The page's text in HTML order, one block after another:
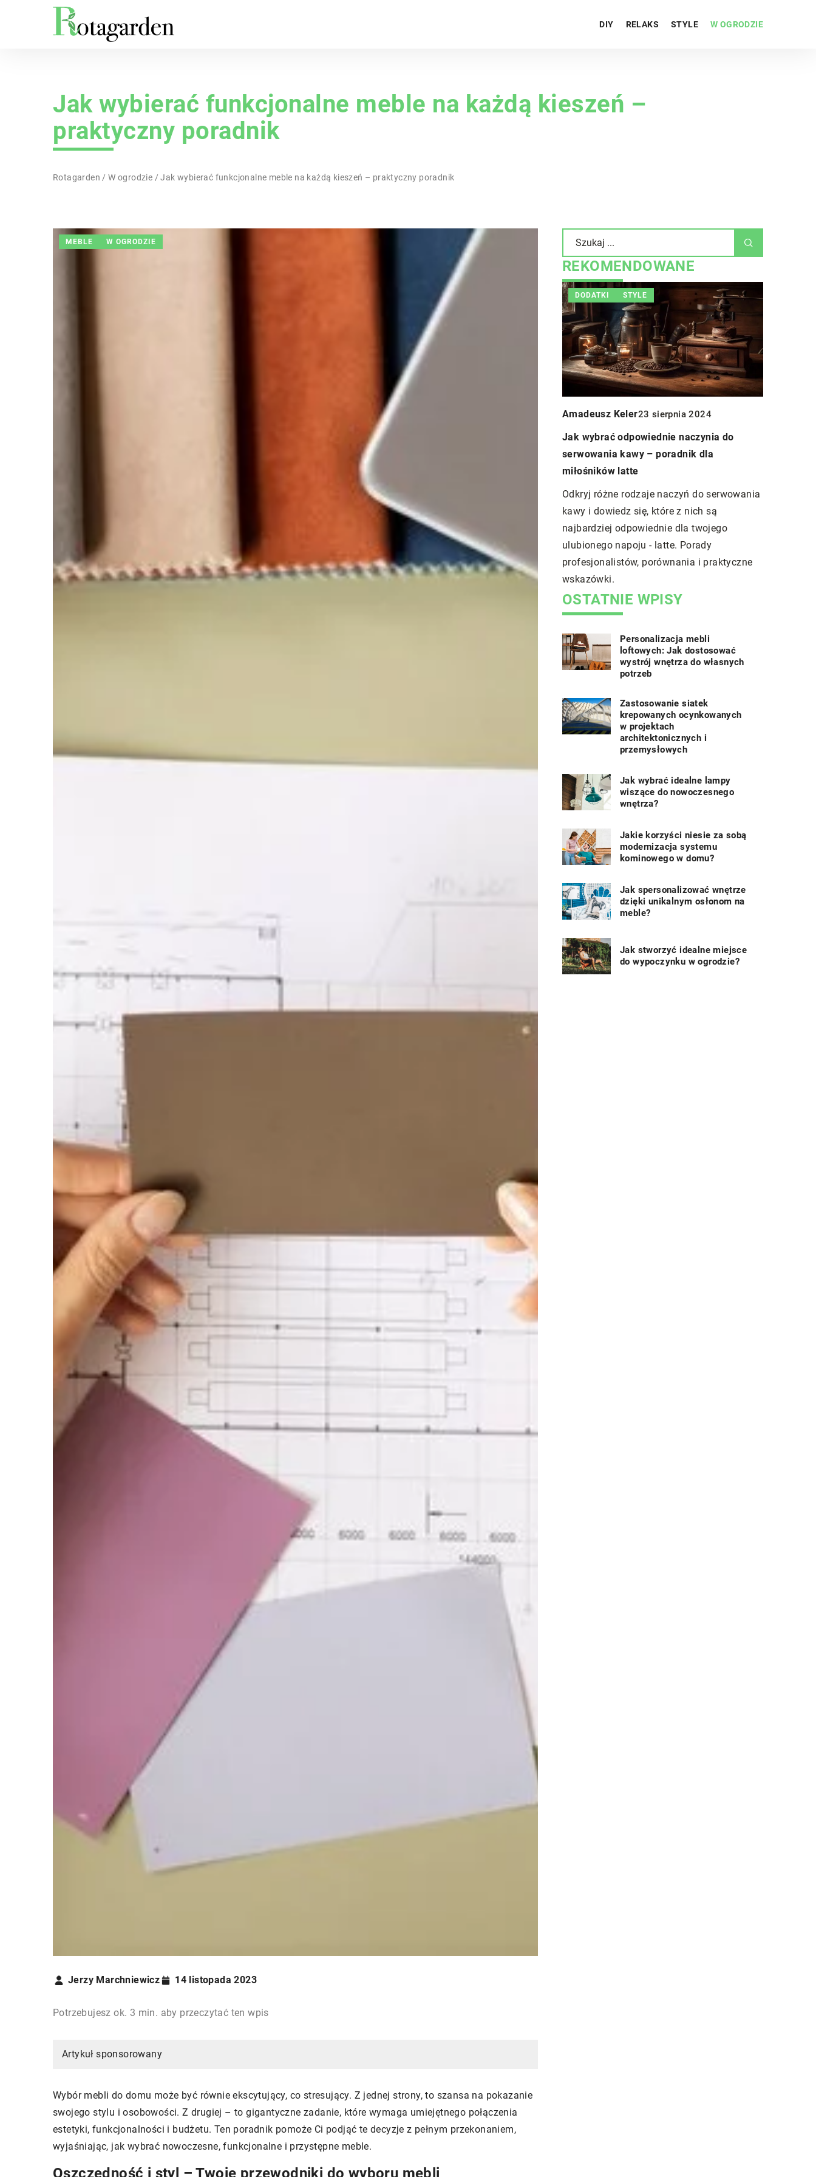
DIY RELAKS STYLE W OGRODZIE
Jak wybierać funkcjonalne meble na każdą kieszeń –
praktyczny poradnik
Rotagarden /W ogrodzie /Jak wybierać funkcjonalne meble na każdą kieszeń – praktyczny poradnik
MEBLE W OGRODZIE
Jerzy Marchniewicz 14 listopada 2023
Potrzebujesz ok. 3 min. aby przeczytać ten wpis
Artykuł sponsorowany
Wybór mebli do domu może być równie ekscytujący, co stresujący. Z jednej strony, to szansa na pokazanie
swojego stylu i osobowości. Z drugiej – to gigantyczne zadanie, które wymaga umiejętnego połączenia
estetyki, funkcjonalności i budżetu. Ten poradnik pomoże Ci podjąć te decyzje z pełnym przekonaniem,
wyjaśniając, jak wybrać nowoczesne, funkcjonalne i przystępne meble.
Oszczędność i styl – Twoje przewodniki do wyboru mebli
REKOMENDOWANE
dłużej. Odkryj, jak innowacyjne składniki i
technologie w detergentach mogą
przedłużyć żywotność Twojej garderoby.
Redaktor Blue Whale Press
Jakie korzyści przynosi używanie
hermetycznych pojemników w kuchni?
Odkryj, jak hermetyczne pojemniki mogą
pomóc w przechowywaniu żywności,
zachowywaniu jej świeżości i dbaniu o
porządek w Twojej kuchni. Dowiedz się,
dlaczego warto zainwestować w te
praktyczne akcesoria.
DODATKI STYLE
Amadeusz Keler23 sierpnia 2024
Jak wybrać odpowiednie naczynia do
serwowania kawy – poradnik dla
miłośników latte
Odkryj różne rodzaje naczyń do serwowania
kawy i dowiedz się, które z nich są
najbardziej odpowiednie dla twojego
ulubionego napoju - latte. Porady
profesjonalistów, porównania i praktyczne
wskazówki.
OSTATNIE WPISY
Personalizacja mebli
loftowych: Jak dostosować
wystrój wnętrza do własnych
potrzeb
Zastosowanie siatek
krepowanych ocynkowanych
w projektach
architektonicznych i
przemysłowych
Jak wybrać idealne lampy
wiszące do nowoczesnego
wnętrza?
Jakie korzyści niesie za sobą
modernizacja systemu
kominowego w domu?
Jak spersonalizować wnętrze
dzięki unikalnym osłonom na
meble?
Jak stworzyć idealne miejsce
do wypoczynku w ogrodzie?